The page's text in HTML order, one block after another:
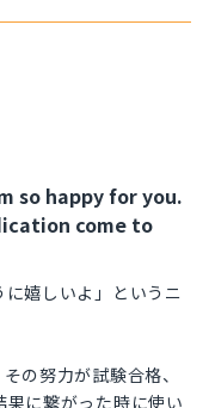
so happy for you.
come to
に嬉しいよ」というニ
の努力が試験合格、
に繋がった時に使い